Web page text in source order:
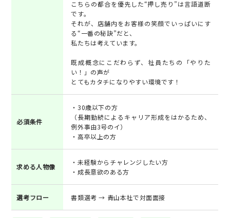
こちらの都合を優先した“押し売り”は言語道断
です。
それが、店舗内をお客様の笑顔でいっぱいにす
る“一番の秘訣”だと、
私たちは考えています。
既成概念にこだわらず、社員たちの「やりた
い！」の声が
とてもカタチになりやすい環境です！
必須条件
・30歳以下の方
（長期勤続によるキャリア形成をはかるため、
例外事由3号のイ）
・高卒以上の方
求める人物像
・未経験からチャレンジしたい方
・成長意欲のある方
選考フロー 書類選考 → 青山本社で対面面接